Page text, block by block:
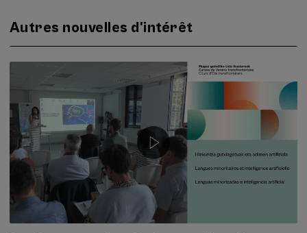
Autres nouvelles d'intérêt